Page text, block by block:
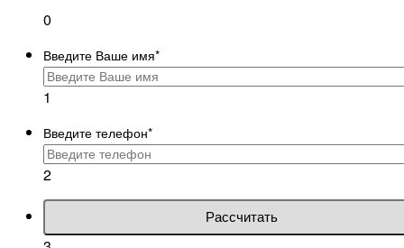
0
Введите Ваше имя*
1
Введите телефон*
2
Рассчитать